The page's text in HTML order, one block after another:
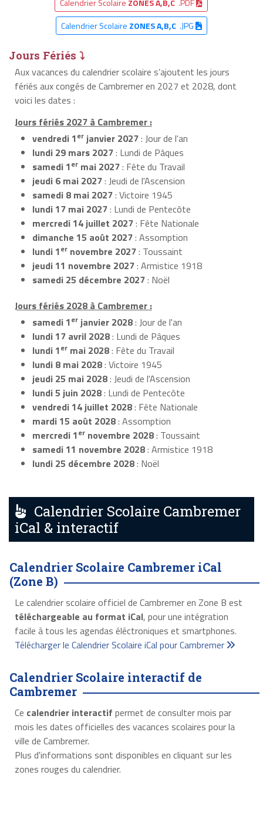
Calendrier Scolaire ZONES A,B,C .PDF
Calendrier Scolaire ZONES A,B,C.JPG
Jours Fériés ⤵
Aux vacances du calendrier scolaire s’ajoutent les jours
fériés aux congés de Cambremer en 2027 et 2028, dont
voici les dates :
Jours fériés 2027 à Cambremer :
vendredi 1er janvier 2027: Jour de l'an
lundi 29 mars 2027: Lundi de Pâques
samedi 1er mai 2027: Fête du Travail
jeudi 6 mai 2027: Jeudi de l'Ascension
samedi 8 mai 2027: Victoire 1945
lundi 17 mai 2027: Lundi de Pentecôte
mercredi 14 juillet 2027: Fête Nationale
dimanche 15 août 2027: Assomption
lundi 1er novembre 2027: Toussaint
jeudi 11 novembre 2027: Armistice 1918
samedi 25 décembre 2027: Noël
Jours fériés 2028 à Cambremer :
samedi 1er janvier 2028: Jour de l'an
lundi 17 avril 2028: Lundi de Pâques
lundi 1er mai 2028: Fête du Travail
lundi 8 mai 2028: Victoire 1945
jeudi 25 mai 2028: Jeudi de l'Ascension
lundi 5 juin 2028: Lundi de Pentecôte
vendredi 14 juillet 2028: Fête Nationale
mardi 15 août 2028: Assomption
mercredi 1er novembre 2028: Toussaint
samedi 11 novembre 2028: Armistice 1918
lundi 25 décembre 2028: Noël
Calendrier Scolaire Cambremer
iCal & interactif
Calendrier Scolaire Cambremer iCal
(Zone B)
Le calendrier scolaire officiel de Cambremer en Zone B est
téléchargeable au format iCal, pour une intégration
facile à tous les agendas éléctroniques et smartphones.
Télécharger le Calendrier Scolaire iCal pour Cambremer
Calendrier Scolaire interactif de
Cambremer
Ce calendrier interactif permet de consulter mois par
mois les dates officielles des vacances scolaires pour la
ville de Cambremer.
Plus d'informations sont disponibles en cliquant sur les
zones rouges du calendrier.